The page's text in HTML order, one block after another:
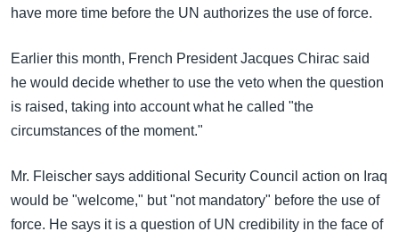
သို့
ရန်
have more time before the UN authorizes the use of force.
Earlier this month, French President Jacques Chirac said
he would decide whether to use the veto when the question
is raised, taking into account what he called "the
circumstances of the moment."
Mr. Fleischer says additional Security Council action on Iraq
would be "welcome," but "not mandatory" before the use of
force. He says it is a question of UN credibility in the face of